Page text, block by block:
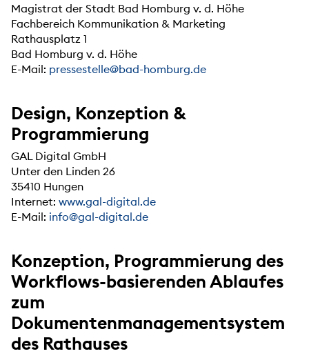
Magistrat der Stadt Bad Homburg v. d. Höhe
Fachbereich Kommunikation & Marketing
Rathausplatz 1
Bad Homburg v. d. Höhe
E-Mail: pressestelle@bad-homburg.de
Design, Konzeption &
Programmierung
GAL Digital GmbH
Unter den Linden 26
35410 Hungen
Internet: www.gal-digital.de
E-Mail: info@gal-digital.de
Konzeption, Programmierung des
Workflows-basierenden Ablaufes
zum
Dokumentenmanagementsystem
des Rathauses